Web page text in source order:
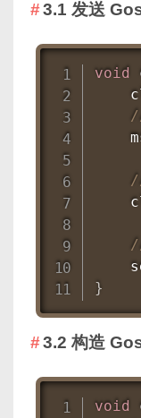
3.1 发送
void
}
3.2 构造
void